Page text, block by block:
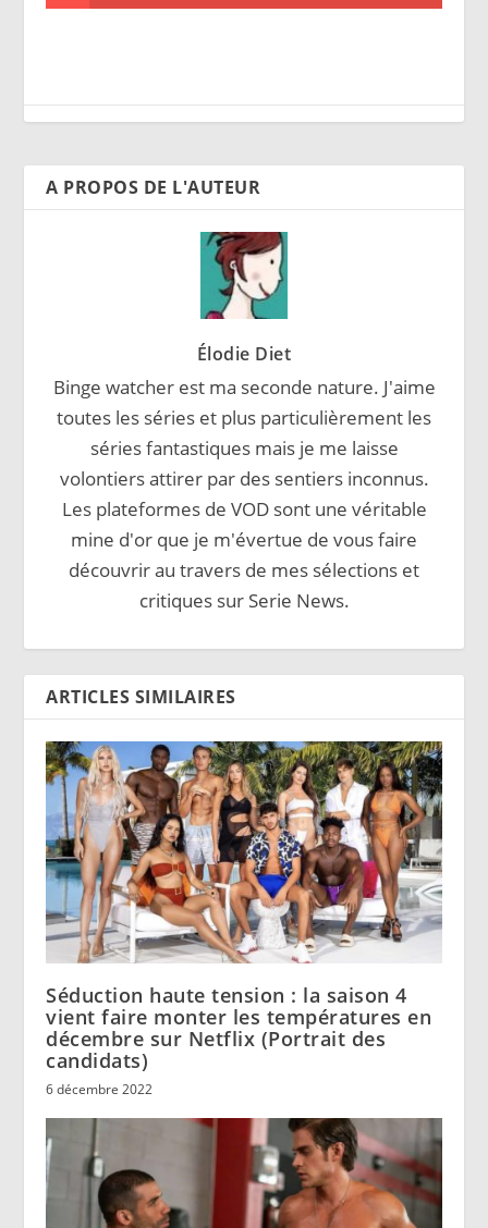
A PROPOS DE L'AUTEUR
Élodie Diet
Binge watcher est ma seconde nature. J'aime
toutes les séries et plus particulièrement les
séries fantastiques mais je me laisse
volontiers attirer par des sentiers inconnus.
Les plateformes de VOD sont une véritable
mine d'or que je m'évertue de vous faire
découvrir au travers de mes sélections et
critiques sur Serie News.
ARTICLES SIMILAIRES
Séduction haute tension : la saison 4
vient faire monter les températures en
décembre sur Netflix (Portrait des
candidats)
6 décembre 2022